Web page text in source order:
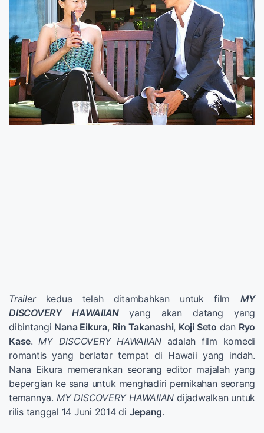
Trailerkedua telah ditambahkan untuk film MY
DISCOVERY HAWAIIAN
yang akan datang yang
dibintangi Nana Eikura, Rin Takanashi, Koji Seto dan Ryo
Kase.MY DISCOVERY HAWAIIAN adalah film komedi
romantis yang berlatar tempat di Hawaii yang indah.
Nana Eikura memerankan seorang editor majalah yang
bepergian ke sana untuk menghadiri pernikahan seorang
temannya. MY DISCOVERY HAWAIIAN dijadwalkan untuk
rilis tanggal 14 Juni 2014 di Jepang.